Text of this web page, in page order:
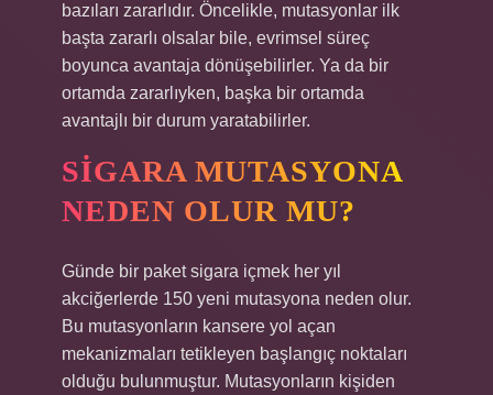
bazıları zararlıdır. Öncelikle, mutasyonlar ilk
başta zararlı olsalar bile, evrimsel süreç
boyunca avantaja dönüşebilirler. Ya da bir
ortamda zararlıyken, başka bir ortamda
avantajlı bir durum yaratabilirler.
SIGARA MUTASYONA
NEDEN OLUR MU?
Günde bir paket sigara içmek her yıl
akciğerlerde 150 yeni mutasyona neden olur.
Bu mutasyonların kansere yol açan
mekanizmaları tetikleyen başlangıç ​​noktaları
olduğu bulunmuştur. Mutasyonların kişiden